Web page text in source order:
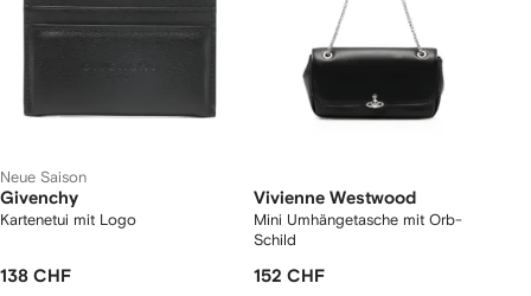
Neue Saison
Givenchy
Kartenetui mit Logo
138 CHF
Vivienne Westwood
Mini Umhängetasche mit Orb-
Schild
152 CHF